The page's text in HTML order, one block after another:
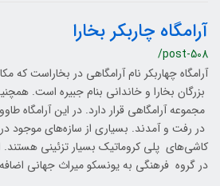
آرامگاه چاربکر بخارا
/post-508
آرامگاه چهاربکر نام آرامگاهی در بخارا‌ست که
بزرگان بخارا و خاندانی بنام جبیره است.
مجموعه آرامگاهی قرار دارد. در این آرامگاه
در رفت‌ و آمدند. بسیاری از سازه‌های موجود
در گروه فرهنگی به یونسکو میراث جهانی